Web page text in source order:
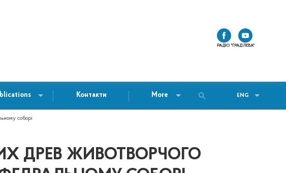
РАДІО "ГРАД ЛЕВА"
Контакти More ENG
соборі
ДРЕВ ЖИВОТВОРЧОГО